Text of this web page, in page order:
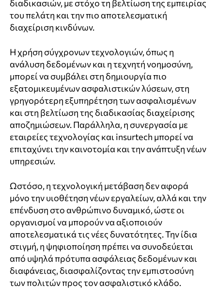
διαδικασιών, με στόχο τη βελτίωση της εμπειρίας
του πελάτη και την πιο αποτελεσματική
διαχείριση κινδύνων.
Η χρήση σύγχρονων τεχνολογιών, όπως η
ανάλυση δεδομένων και η τεχνητή νοημοσύνη,
μπορεί να συμβάλει στη δημιουργία πιο
εξατομικευμένων ασφαλιστικών λύσεων, στη
γρηγορότερη εξυπηρέτηση των ασφαλισμένων
και στη βελτίωση της διαδικασίας διαχείρισης
αποζημιώσεων. Παράλληλα, η συνεργασία με
εταιρείες τεχνολογίας και insurtech μπορεί να
επιταχύνει την καινοτομία και την ανάπτυξη νέων
υπηρεσιών.
Ωστόσο, η τεχνολογική μετάβαση δεν αφορά
μόνο την υιοθέτηση νέων εργαλείων, αλλά και την
επένδυση στο ανθρώπινο δυναμικό, ώστε οι
οργανισμοί να μπορούν να αξιοποιούν
αποτελεσματικά τις νέες δυνατότητες. Την ίδια
στιγμή, η ψηφιοποίηση πρέπει να συνοδεύεται
από υψηλά πρότυπα ασφάλειας δεδομένων και
διαφάνειας, διασφαλίζοντας την εμπιστοσύνη
των πολιτών προς τον ασφαλιστικό κλάδο.